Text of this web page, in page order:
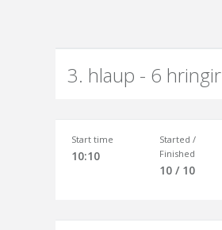
3. hlaup - 6 hringir
Start time
10:10
Started /
Finished
10 / 10